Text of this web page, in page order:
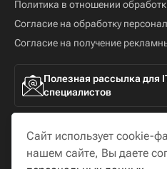
Политика в отношении
Согласие на обработку
Согласие на получение
Полезная рассылка для
специалистов
Сайт использует cookie-
нашем сайте, Вы даете